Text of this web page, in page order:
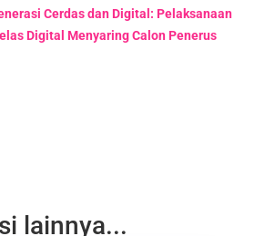
Cerdas dan Digital: Pelaksanaan
Digital Menyaring Calon Penerus
lainnya...